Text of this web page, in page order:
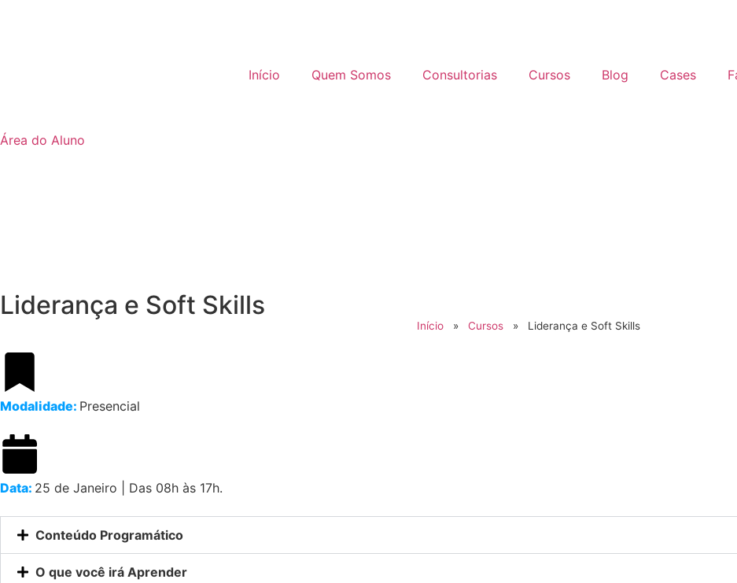
Início Quem Somos Consultorias Cursos Blog Cases
Área do Aluno
Liderança e Soft Skills
Início » Cursos » Liderança e Soft Skills
Modalidade: Presencial
Data: 25 de Janeiro | Das 08h às 17h.
Conteúdo Programático
O que você irá Aprender